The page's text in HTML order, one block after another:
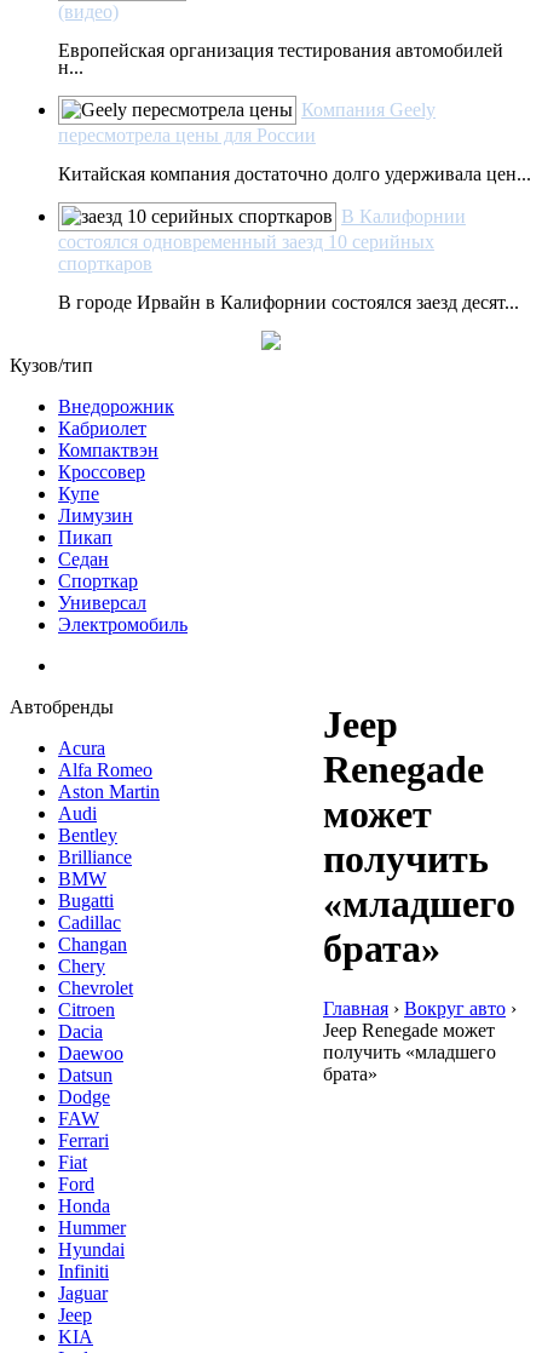
(видео)
Европейская организация тестирования автомобилей
н...
Компания Geely
пересмотрела цены для России
Китайская компания достаточно долго удерживала цен...
В Калифорнии
состоялся одновременный заезд 10 серийных
спорткаров
В городе Ирвайн в Калифорнии состоялся заезд десят...
Кузов/тип
Внедорожник
Кабриолет
Компактвэн
Кроссовер
Купе
Лимузин
Пикап
Седан
Спорткар
Универсал
Электромобиль
Автобренды
Acura
Alfa Romeo
Aston Martin
Audi
Bentley
Brilliance
BMW
Bugatti
Cadillac
Changan
Chery
Chevrolet
Citroen
Dacia
Daewoo
Datsun
Dodge
FAW
Ferrari
Fiat
Ford
Honda
Hummer
Hyundai
Infiniti
Jaguar
Jeep
KIA
Jeep
Renegade
может
получить
«младшего
брата»
Главная › Вокруг авто ›
Jeep Renegade может
получить «младшего
брата»